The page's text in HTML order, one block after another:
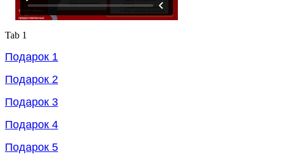
Tab 1
Подарок 1
Подарок 2
Подарок 3
Подарок 4
Подарок 5